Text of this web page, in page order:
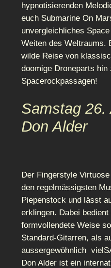
hypnotisierenden
euch Submarine On
unvergleichliches
Weiten des Weltraums.
wilde Reise von
doomige Droneparts
Spacerockpassagen!
Samstag 26.
Don Alder
Der Fingerstyle
den regelmässigsten
Piepenstock und lässt
erklingen. Dabei
formvollendete Weise
Standard-Gitarren, als
aussergewöhnlich
Don Alder ist ein